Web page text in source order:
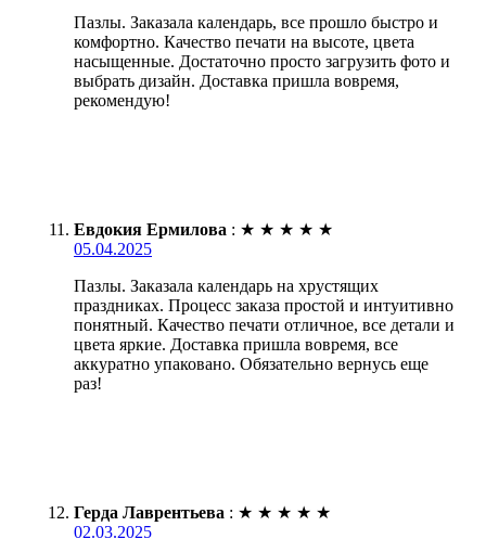
Пазлы. Заказала календарь, все прошло быстро и
комфортно. Качество печати на высоте, цвета
насыщенные. Достаточно просто загрузить фото и
выбрать дизайн. Доставка пришла вовремя,
рекомендую!
Евдокия Ермилова : ★ ★ ★ ★ ★
05.04.2025
Пазлы. Заказала календарь на хрустящих
праздниках. Процесс заказа простой и интуитивно
понятный. Качество печати отличное, все детали и
цвета яркие. Доставка пришла вовремя, все
аккуратно упаковано. Обязательно вернусь еще
раз!
Герда Лаврентьева : ★ ★ ★ ★ ★
02.03.2025